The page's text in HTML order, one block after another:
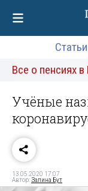
Статьи
Все о пенсиях в
Учёные
13.05.2020 17:07
Автор:Залина Бут